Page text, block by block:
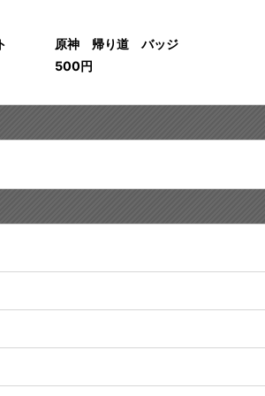
原神 帰り道 バッジ
500円